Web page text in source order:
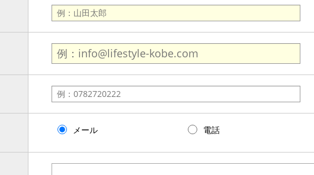
メール 電話